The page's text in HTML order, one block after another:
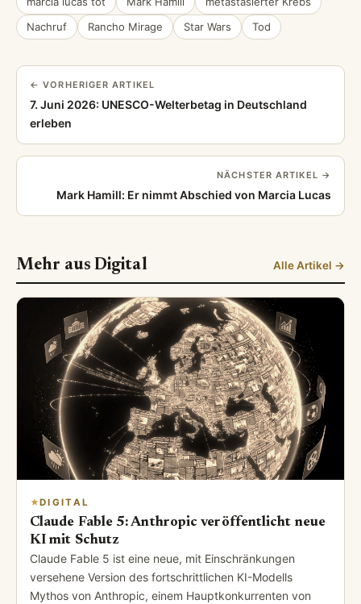
Nachruf
Rancho Mirage Star Wars Tod
← VORHERIGER ARTIKEL
7. Juni 2026: UNESCO-Welterbetag in Deutschland
erleben
NÄCHSTER ARTIKEL →
Mark Hamill: Er nimmt Abschied von Marcia Lucas
Mehr aus Digital Alle Artikel →
DIGITAL
Claude Fable 5: Anthropic veröffentlicht neue
KI mit Schutz
Claude Fable 5 ist eine neue, mit Einschränkungen
versehene Version des fortschrittlichen KI-Modells
Mythos von Anthropic, einem Hauptkonkurrenten von